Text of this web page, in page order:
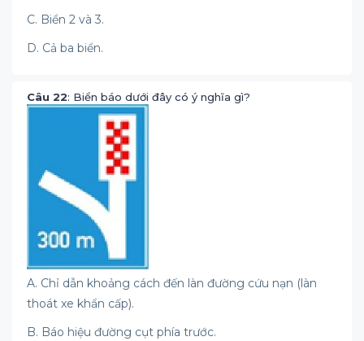
C. Biển 2 và 3.
D. Cả ba biển.
Câu 22: Biển báo dưới đây có ý nghĩa gì?
A. Chỉ dẫn khoảng cách đến làn đường cứu nạn (làn
thoát xe khẩn cấp).
B. Báo hiệu đường cụt phía trước.